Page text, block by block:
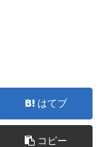
はてブ
コピー